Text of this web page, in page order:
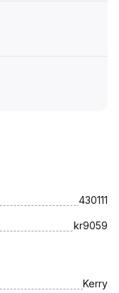
430111
kr9059
Kerry